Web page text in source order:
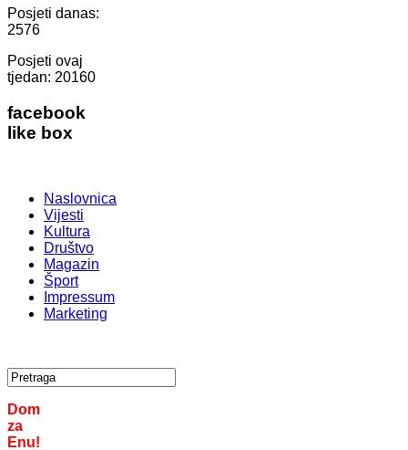
Posjeti danas:
2576
Posjeti ovaj
tjedan: 20160
facebook
like box
Naslovnica
Vijesti
Kultura
Društvo
Magazin
Šport
Impressum
Marketing
Dom
za
Enu!